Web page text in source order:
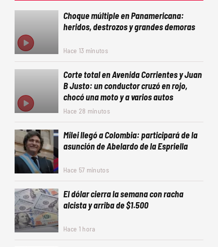
Choque múltiple en Panamericana:
heridos, destrozos y grandes demoras
Hace 13 minutos
Corte total en Avenida Corrientes y Juan
B Justo: un conductor cruzó en rojo,
chocó una moto y a varios autos
Hace 28 minutos
Milei llegó a Colombia: participará de la
asunción de Abelardo de la Espriella
Hace 57 minutos
El dólar cierra la semana con racha
alcista y arriba de $1.500
Hace 1 hora